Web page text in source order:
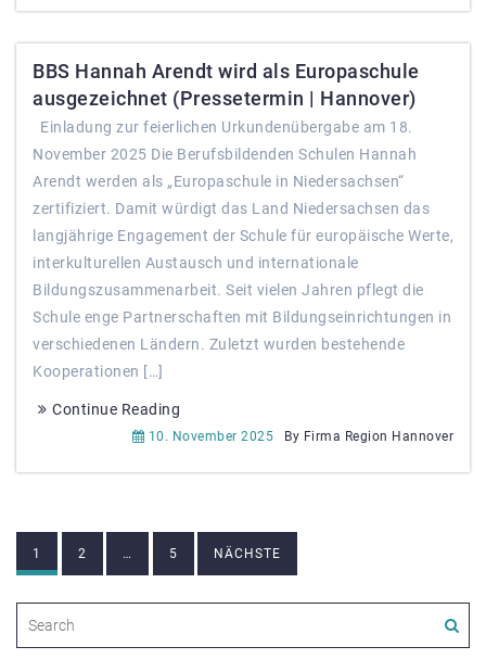
BBS Hannah Arendt wird als Europaschule
ausgezeichnet (Pressetermin | Hannover)
Einladung zur feierlichen Urkundenübergabe am 18.
November 2025 Die Berufsbildenden Schulen Hannah
Arendt werden als „Europaschule in Niedersachsen“
zertifiziert. Damit würdigt das Land Niedersachsen das
langjährige Engagement der Schule für europäische Werte,
interkulturellen Austausch und internationale
Bildungszusammenarbeit. Seit vielen Jahren pflegt die
Schule enge Partnerschaften mit Bildungseinrichtungen in
verschiedenen Ländern. Zuletzt wurden bestehende
Kooperationen […]
Continue Reading
10. November 2025 By Firma Region Hannover
Beitragsnavigation
1 2 … 5 NÄCHSTE